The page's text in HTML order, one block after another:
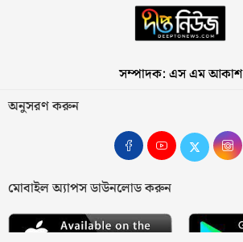
সম্পাদক: এস এম আকাশ
অনুসরণ করুন
মোবাইল অ্যাপস ডাউনলোড করুন